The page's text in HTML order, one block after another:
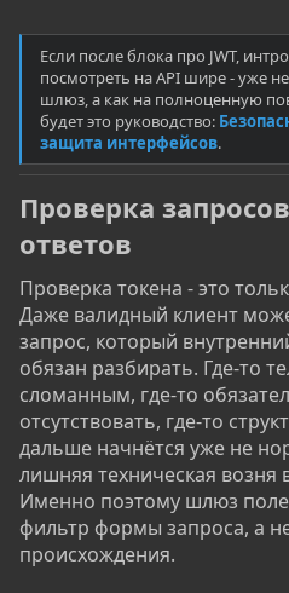
Если после блока про JWT,
посмотреть на API шире - уже
шлюз, а как на полноценную
будет это руководство:
защита интерфейсов.
Проверка
ответов​
Проверка токена - это
Даже валидный клиент
запрос, который
обязан разбирать. Где-то
сломанным, где-то
отсутствовать, где-то
дальше начнётся уже не
лишняя техническая возня
Именно поэтому шлюз
фильтр формы запроса, а
происхождения.